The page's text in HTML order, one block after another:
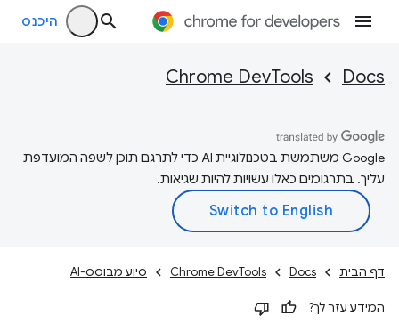
היכנס
Docs
Chrome DevTools
‫Google משתמשת בטכנולוגיית AI כדי לתרגם תוכן לשפה המועדפת
עליך. בתרגומים כאלו עשויות להיות שגיאות.
דף הבית Docs
Chrome DevTools סיוע מבוסס-AI
המידע עזר לך?